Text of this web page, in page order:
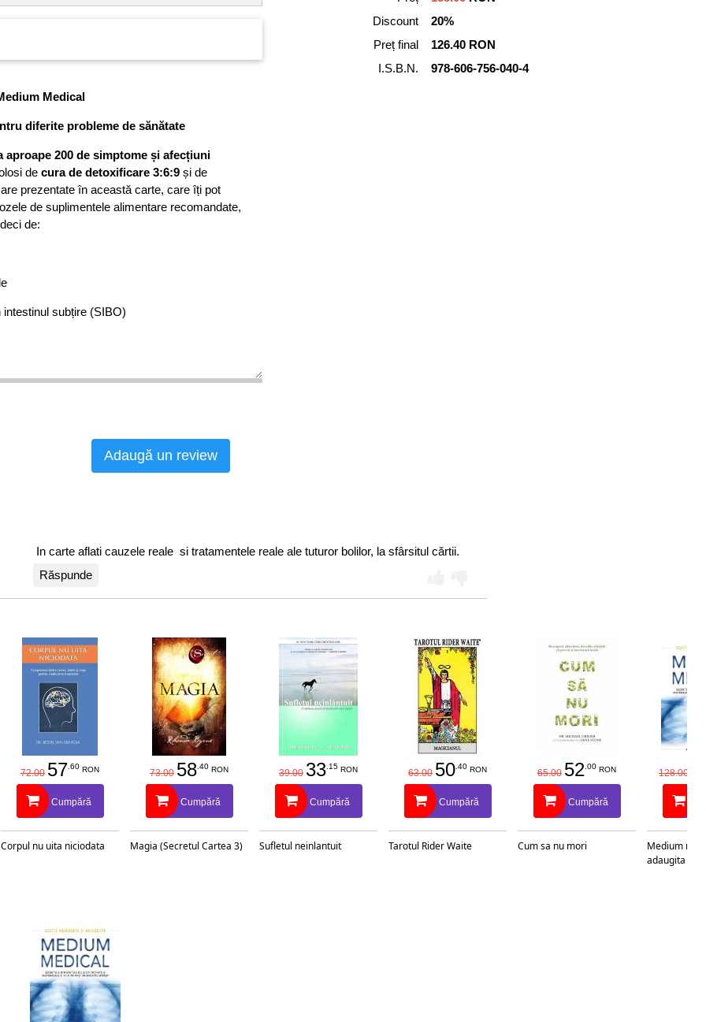
Medical
diferite probleme de sănătate
aproape 200 de simptome și afecțiuni
de cura de detoxificare 3:6:9 și de
prezentate în această carte, care îți pot
de suplimentele alimentare recomandate,
de:
subțire (SIBO)
Discount
20%
Preț final
126.40 RON
I.S.B.N.
978-606-756-040-4
Adaugă un review
In carte aflati cauzele reale si tratamentele reale ale tuturor bolilor, la sfârsitul cărtii.
Răspunde
72.00 57 .60 RON
Cumpără
Corpul nu uita niciodata
73.00 58 .40 RON
Cumpără
Magia (Secretul Cartea 3)
39.00 33 .15 RON
Cumpără
Sufletul neinlantuit
63.00 50 .40 RON
Cumpără
Tarotul Rider Waite
65.00 52 .00 RON
Cumpără
Cum sa nu mori
128.00
Medium
adaugita si